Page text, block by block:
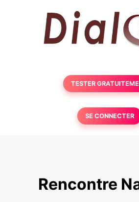
TESTER
SE CONNECTER
Rencontre